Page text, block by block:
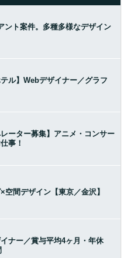
ント案件。多種多様なデザイン
テル】Webデザイナー／グラフ
レーター募集】アニメ・コンサー
事！
空間デザイン【東京／金沢】
ナー／賞与平均4ヶ月・年休